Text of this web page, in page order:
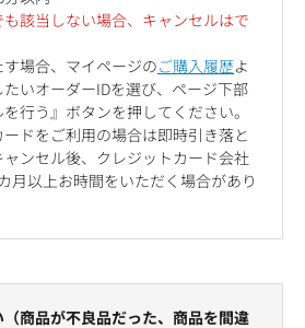
該当しない場合、キャンセルはで
場合、マイページのご購入履歴よ
たいオーダーIDを選び、ページ下部
行う』ボタンを押してください。
ドをご利用の場合は即時引き落と
ャンセル後、クレジットカード会社
月以上お時間をいただく場合があり
商品が不良品だった、商品を間違